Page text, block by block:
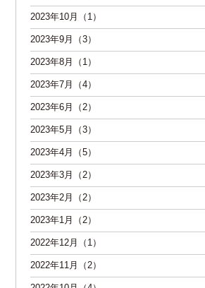
2023年10月（1）
2023年9月（3）
2023年8月（1）
2023年7月（4）
2023年6月（2）
2023年5月（3）
2023年4月（5）
2023年3月（2）
2023年2月（2）
2023年1月（2）
2022年12月（1）
2022年11月（2）